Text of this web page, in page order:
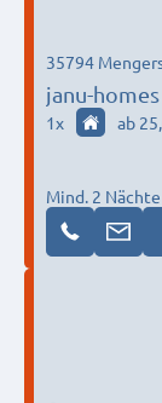
janu-
Betten,
35794
1x ab
Mind. 2 Nächte